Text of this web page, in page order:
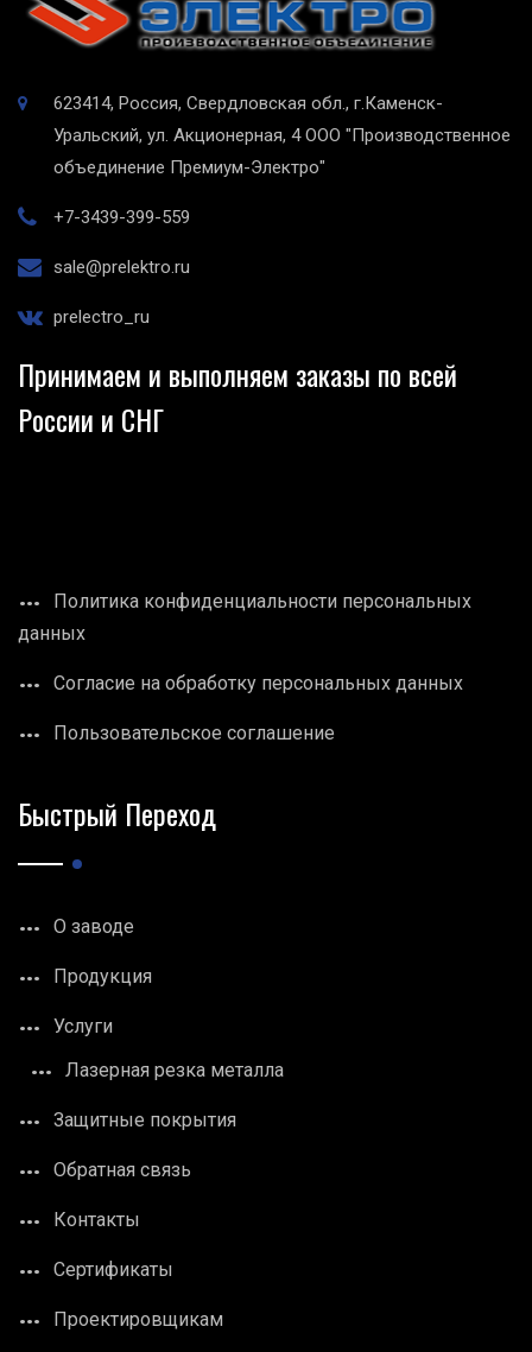
623414, Россия, Свердловская обл., г.Каменск-
Уральский, ул. Акционерная, 4 ООО "Производственное
объединение Премиум-Электро"
+7-3439-399-559
sale@prelektro.ru
prelectro_ru
Принимаем и выполняем заказы по всей
России и СНГ
Политика конфиденциальности персональных
данных
Согласие на обработку персональных данных
Пользовательское соглашение
Быстрый Переход
О заводе
Продукция
Услуги
Лазерная резка металла
Защитные покрытия
Обратная связь
Контакты
Сертификаты
Проектировщикам